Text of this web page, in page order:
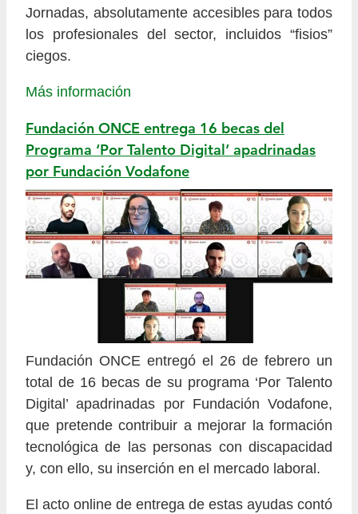
Jornadas, absolutamente accesibles para todos
los profesionales del sector, incluidos “fisios”
ciegos.
Más información
Fundación ONCE entrega 16 becas del
Programa ‘Por Talento Digital’ apadrinadas
por Fundación Vodafone
Fundación ONCE entregó el 26 de febrero un
total de 16 becas de su programa ‘Por Talento
Digital’ apadrinadas por Fundación Vodafone,
que pretende contribuir a mejorar la formación
tecnológica de las personas con discapacidad
y, con ello, su inserción en el mercado laboral.
El acto online de entrega de estas ayudas contó